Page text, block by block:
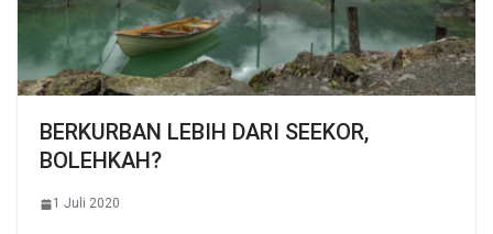
BERKURBAN LEBIH DARI SEEKOR,
BOLEHKAH?
1 Juli 2020